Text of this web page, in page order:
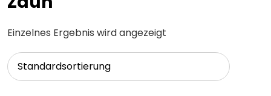
Einzelnes Ergebnis wird angezeigt